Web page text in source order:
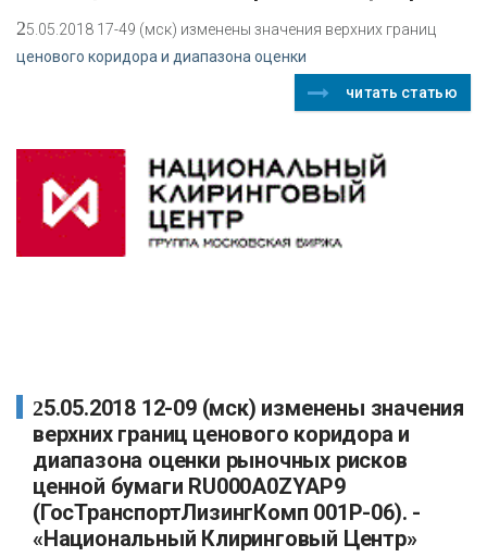
25.05.2018 17-49 (мск) изменены значения верхних границ
ценового коридора и диапазона оценки
читать статью
25.05.2018 12-09 (мск) изменены значения
верхних границ ценового коридора и
диапазона оценки рыночных рисков
ценной бумаги RU000A0ZYAP9
(ГосТранспортЛизингКомп 001P-06). -
«Национальный Клиринговый Центр»